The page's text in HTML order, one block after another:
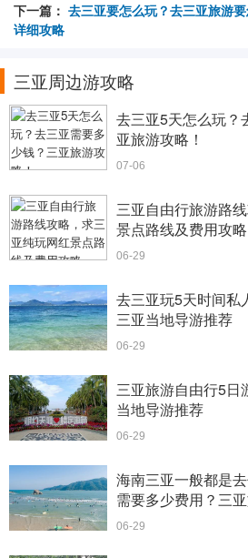
下一篇： 去三亚要怎么玩？去三亚旅游
详细攻略
三亚周边游攻略
去三亚5天怎么玩？
亚旅游攻略！
07-06
三亚自由行旅游路
景点路线及费用攻略
06-29
去三亚玩5天时间私
三亚当地导游推荐
06-29
三亚旅游自由行5日
当地导游推荐
06-29
海南三亚一般都是
需要多少费用？三
06-29